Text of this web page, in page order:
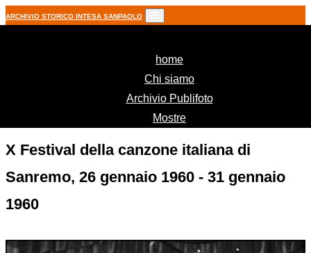
ARCHIVIO STORICO INTESA SANPAOLO
home(current)
Chi siamo
Archivio Publifoto
Mostre
X Festival della canzone italiana di
Sanremo, 26 gennaio 1960 - 31 gennaio
1960